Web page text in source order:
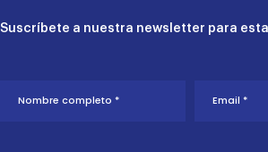
Suscríbete a nuestra newsletter para